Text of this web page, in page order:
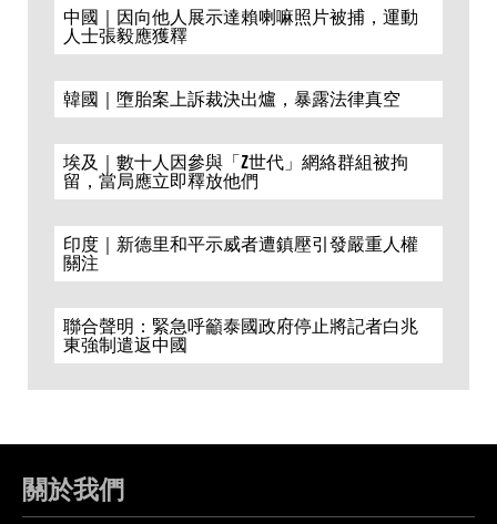
中國｜因向他人展示達賴喇嘛照片被捕，運動
人士張毅應獲釋
韓國｜墮胎案上訴裁決出爐，暴露法律真空
埃及｜數十人因參與「Z世代」網絡群組被拘
留，當局應立即釋放他們
印度｜新德里和平示威者遭鎮壓引發嚴重人權
關注
聯合聲明：緊急呼籲泰國政府停止將記者白兆
東強制遣返中國
關於我們